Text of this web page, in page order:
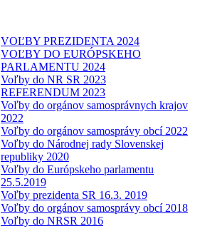
VOĽBY PREZIDENTA 2024
VOĽBY DO EURÓPSKEHO
PARLAMENTU 2024
Voľby do NR SR 2023
REFERENDUM 2023
Voľby do orgánov samosprávnych krajov
2022
Voľby do orgánov samosprávy obcí 2022
Voľby do Národnej rady Slovenskej
republiky 2020
Voľby do Európskeho parlamentu
25.5.2019
Voľby prezidenta SR 16.3. 2019
Voľby do orgánov samosprávy obcí 2018
Voľby do NRSR 2016